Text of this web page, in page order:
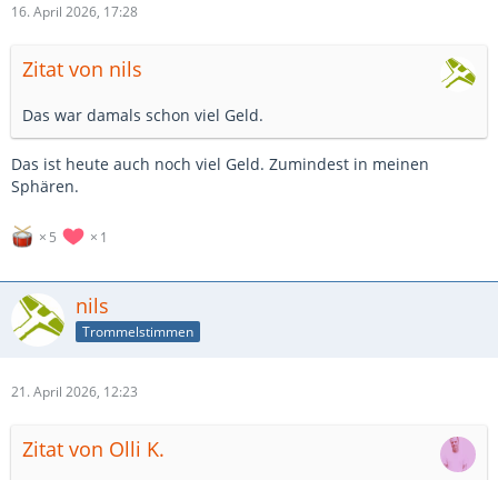
16. April 2026, 17:28
Zitat von nils
Das war damals schon viel Geld.
Das ist heute auch noch viel Geld. Zumindest in meinen
Sphären.
5 1
nils
Trommelstimmen
21. April 2026, 12:23
Zitat von Olli K.